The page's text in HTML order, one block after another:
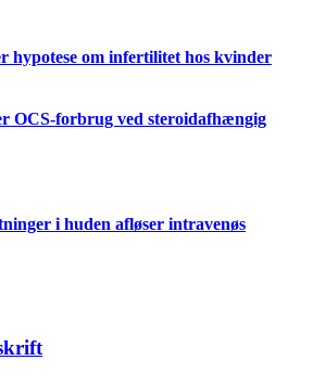
hypotese om infertilitet hos kvinder
OCS-forbrug ved steroidafhængig
i huden afløser intravenøs